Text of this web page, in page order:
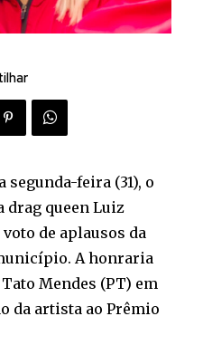
segunda-feira (31), o
drag queen Luiz
de aplausos da
A honraria
Mendes (PT) em
da artista ao Prêmio